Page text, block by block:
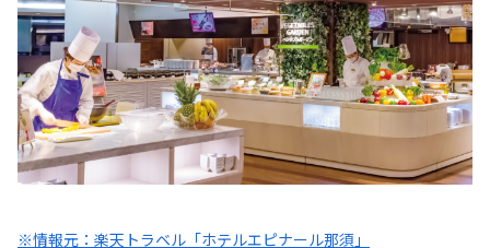
※情報元：楽天トラベル「ホテルエピナール那須」